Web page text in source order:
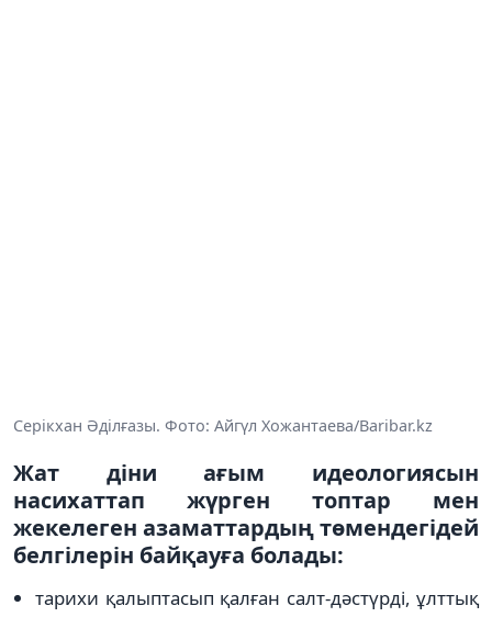
Серікхан Әділғазы. Фото: Айгүл Хожантаева/Baribar.kz
Жат діни ағым идеологиясын
насихаттап жүрген топтар мен
жекелеген азаматтардың төмендегідей
белгілерін байқауға болады:
тарихи қалыптасып қалған салт-дәстүрді, ұлттық